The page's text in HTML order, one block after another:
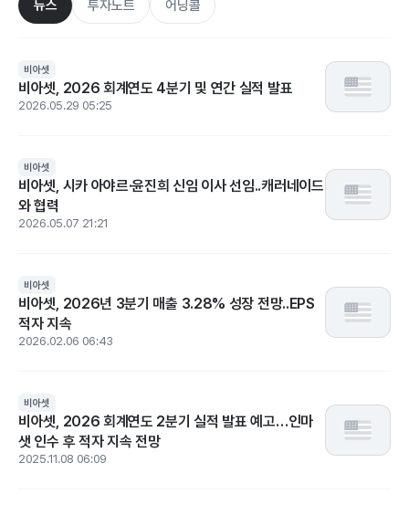
뉴스 투자노트 어닝콜
비아셋
비아셋, 2026 회계연도 4분기 및 연간 실적 발표
2026.05.29 05:25
비아셋
비아셋, 시카 아야르·윤진희 신임 이사 선임..캐러네이드
와 협력
2026.05.07 21:21
비아셋
비아셋, 2026년 3분기 매출 3.28% 성장 전망..EPS
적자 지속
2026.02.06 06:43
비아셋
비아셋, 2026 회계연도 2분기 실적 발표 예고…인마
샛 인수 후 적자 지속 전망
2025.11.08 06:09